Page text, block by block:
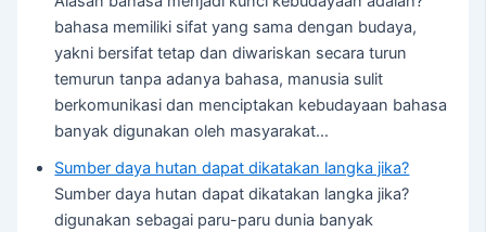
bahasa memiliki sifat yang sama dengan budaya,
yakni bersifat tetap dan diwariskan secara turun
temurun tanpa adanya bahasa, manusia sulit
berkomunikasi dan menciptakan kebudayaan bahasa
banyak digunakan oleh masyarakat…
Sumber daya hutan dapat dikatakan langka jika?
Sumber daya hutan dapat dikatakan langka jika?
digunakan sebagai paru-paru dunia banyak